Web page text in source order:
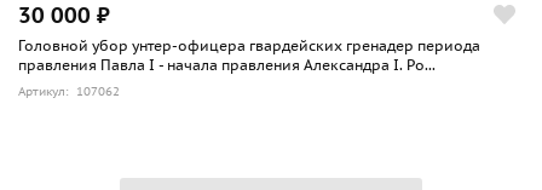
30 000 ₽
Головной убор унтер-офицера гвардейских гренадер периода
правления Павла I - начала правления Александра I. Ро...
Артикул: 107062